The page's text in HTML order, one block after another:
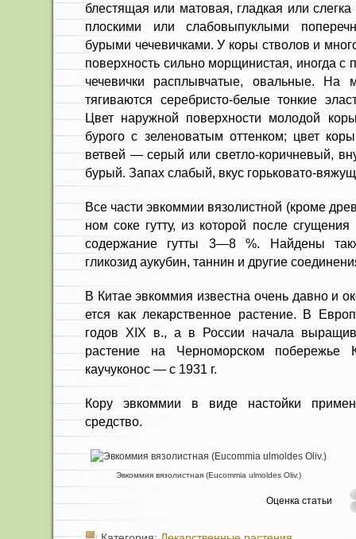
блестящая или матовая, гладкая или
плос­кими или слабовыпуклыми
бурыми чечевичка­ми. У коры стволов и
поверхность сильно морщинистая, иногда
чечевички расплывчатые, овальные.
тягиваются серебристо-белые тонкие
Цвет на­ружной поверхности молодой
бурого с зеленова­тым оттенком; цвет
ветвей — серый или свет­ло-коричневый,
бурый. Запах слабый, вкус горьковато-
Все части эвкоммии вязолистной (кроме
ном соке гутту, из которой после
содержание гутты 3—8 %. Найдены
гликозид аукубин, таннин и другие
В Китае эвкоммия известна очень давно и
ется как лекарственное растение. В
годов XIX в., а в России начала
растение на Черноморском побережье
каучуконос — с 1931 г.
Кору эвкоммии в виде настойки
средство.
Эвкоммия вязолистная (Eucommia ulmoldes Oliv.)
Оценка статьи